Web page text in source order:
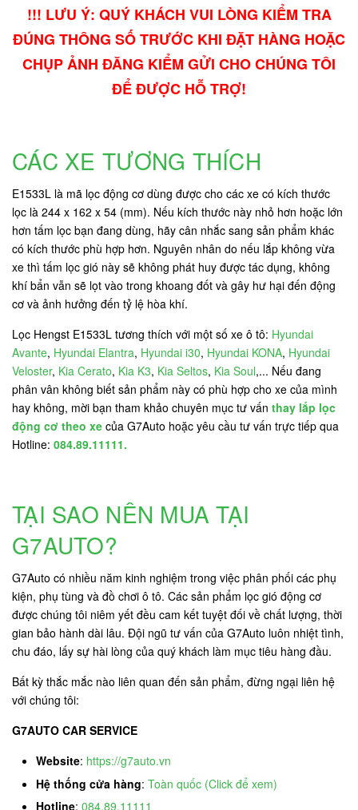
!!! LƯU Ý: QUÝ KHÁCH VUI LÒNG KIỂM TRA
ĐÚNG THÔNG SỐ TRƯỚC KHI ĐẶT HÀNG HOẶC
CHỤP ẢNH ĐĂNG KIỂM GỬI CHO CHÚNG TÔI
ĐỂ ĐƯỢC HỖ TRỢ!
CÁC XE TƯƠNG THÍCH
E1533L là mã lọc động cơ dùng được cho các xe có kích thước
lọc là 244 x 162 x 54 (mm). Nếu kích thước này nhỏ hơn hoặc lớn
hơn tấm lọc bạn đang dùng, hãy cân nhắc sang sản phẩm khác
có kích thước phù hợp hơn. Nguyên nhân do nếu lắp không vừa
xe thì tấm lọc gió này sẽ không phát huy được tác dụng, không
khí bẩn vẫn sẽ lọt vào trong khoang đốt và gây hư hại đến động
cơ và ảnh hưởng đến tỷ lệ hòa khí.
Lọc Hengst E1533L tương thích với một số xe ô tô: Hyundai
Avante, Hyundai Elantra, Hyundai i30, Hyundai KONA, Hyundai
Veloster, Kia Cerato, Kia K3, Kia Seltos, Kia Soul,... Nếu đang
phân vân không biết sản phẩm này có phù hợp cho xe của mình
hay không, mời bạn tham khảo chuyên mục tư vấn thay lắp lọc
động cơ theo xe của G7Auto hoặc yêu cầu tư vấn trực tiếp qua
Hotline: 084.89.11111.
TẠI SAO NÊN MUA TẠI
G7AUTO?
G7Auto có nhiều năm kinh nghiệm trong việc phân phối các phụ
kiện, phụ tùng và đồ chơi ô tô. Các sản phẩm lọc gió động cơ
được chúng tôi niêm yết đều cam kết tuyệt đối về chất lượng, thời
gian bảo hành dài lâu. Đội ngũ tư vấn của G7Auto luôn nhiệt tình,
chu đáo, lấy sự hài lòng của quý khách làm mục tiêu hàng đầu.
Bất kỳ thắc mắc nào liên quan đến sản phẩm, đừng ngại liên hệ
với chúng tôi:
G7AUTO CAR SERVICE
Website: https://g7auto.vn
Hệ thống cửa hàng: Toàn quốc (Click để xem)
Hotline: 084.89.11111